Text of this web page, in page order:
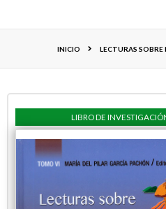
INICIO LECTURAS SOBRE
LIBRO DE